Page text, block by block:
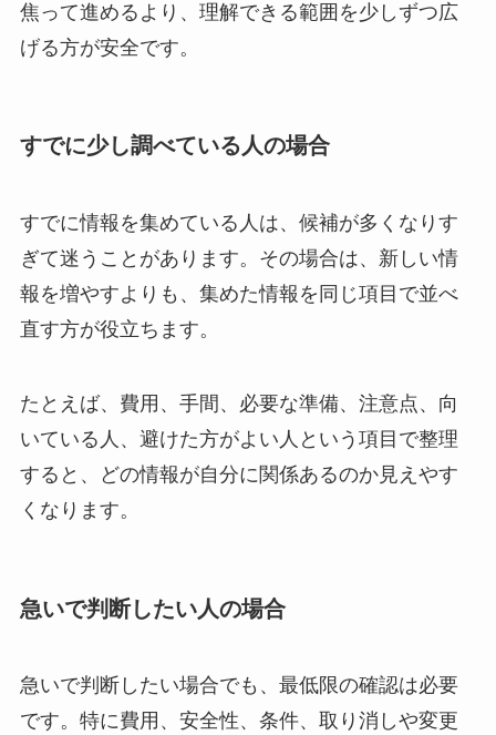
焦って進めるより、理解できる範囲を少しずつ広
げる方が安全です。
すでに少し調べている人の場合
すでに情報を集めている人は、候補が多くなりす
ぎて迷うことがあります。その場合は、新しい情
報を増やすよりも、集めた情報を同じ項目で並べ
直す方が役立ちます。
たとえば、費用、手間、必要な準備、注意点、向
いている人、避けた方がよい人という項目で整理
すると、どの情報が自分に関係あるのか見えやす
くなります。
急いで判断したい人の場合
急いで判断したい場合でも、最低限の確認は必要
です。特に費用、安全性、条件、取り消しや変更